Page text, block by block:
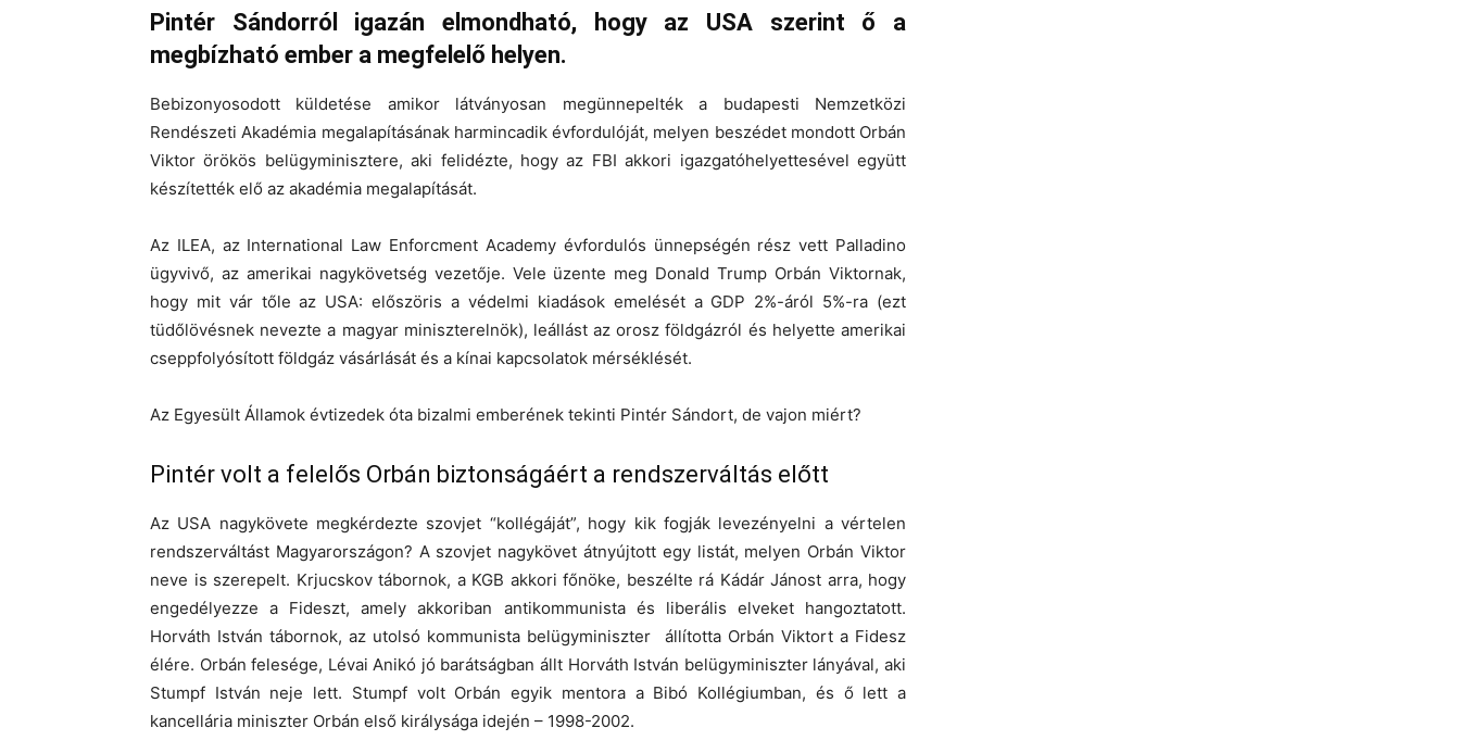
Pintér Sándorról igazán elmondható, hogy az USA szerint ő a
megbízható ember a megfelelő helyen.
Bebizonyosodott küldetése amikor látványosan megünnepelték a budapesti Nemzetközi
Rendészeti Akadémia megalapításának harmincadik évfordulóját, melyen beszédet mondott Orbán
Viktor örökös belügyminisztere, aki felidézte, hogy az FBI akkori igazgatóhelyettesével együtt
készítették elő az akadémia megalapítását.
Az ILEA, az International Law Enforcment Academy évfordulós ünnepségén rész vett Palladino
ügyvivő, az amerikai nagykövetség vezetője. Vele üzente meg Donald Trump Orbán Viktornak,
hogy mit vár tőle az USA: előszöris a védelmi kiadások emelését a GDP 2%-áról 5%-ra (ezt
tüdőlövésnek nevezte a magyar miniszterelnök), leállást az orosz földgázról és helyette amerikai
cseppfolyósított földgáz vásárlását és a kínai kapcsolatok mérséklését.
Az Egyesült Államok évtizedek óta bizalmi emberének tekinti Pintér Sándort, de vajon miért?
Pintér volt a felelős Orbán biztonságáért a rendszerváltás előtt
Az USA nagykövete megkérdezte szovjet “kollégáját”, hogy kik fogják levezényelni a vértelen
rendszerváltást Magyarországon? A szovjet nagykövet átnyújtott egy listát, melyen Orbán Viktor
neve is szerepelt. Krjucskov tábornok, a KGB akkori főnöke, beszélte rá Kádár Jánost arra, hogy
engedélyezze a Fideszt, amely akkoriban antikommunista és liberális elveket hangoztatott.
Horváth István tábornok, az utolsó kommunista belügyminiszter állította Orbán Viktort a Fidesz
élére. Orbán felesége, Lévai Anikó jó barátságban állt Horváth István belügyminiszter lányával, aki
Stumpf István neje lett. Stumpf volt Orbán egyik mentora a Bibó Kollégiumban, és ő lett a
kancellária miniszter Orbán első királysága idején – 1998-2002.